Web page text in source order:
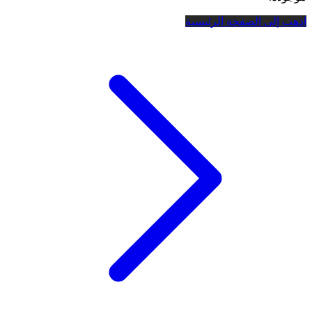
اذهب إلى الصفحة الرئيسية